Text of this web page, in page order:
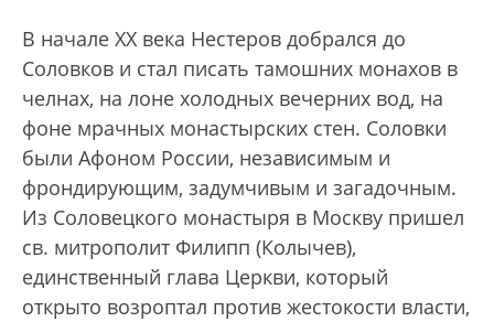
В начале XX века Нестеров добрался до
Соловков и стал писать тамошних монахов в
челнах, на лоне холодных вечерних вод, на
фоне мрачных монастырских стен. Соловки
были Афоном России, независимым и
фрондирующим, задумчивым и загадочным.
Из Соловецкого монастыря в Москву пришел
св. митрополит Филипп (Колычев),
единственный глава Церкви, который
открыто возроптал против жестокости власти,